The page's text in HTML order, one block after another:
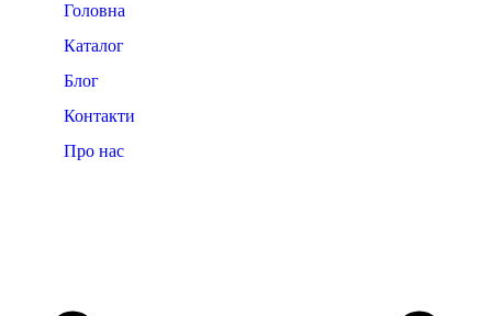
Головна
Каталог
Блог
Контакти
Про нас